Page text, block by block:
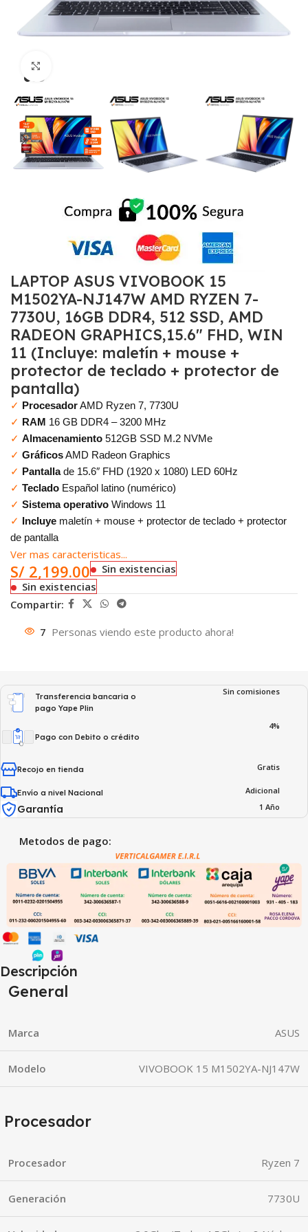
LAPTOP ASUS VIVOBOOK 15
M1502YA-NJ147W AMD RYZEN 7-
7730U, 16GB DDR4, 512 SSD, AMD
RADEON GRAPHICS,15.6″ FHD, WIN
11 (Incluye: maletín + mouse +
protector de teclado + protector de
pantalla)
✓ ProcesadorAMD Ryzen 7, 7730U
✓ RAM 16 GB DDR4 – 3200 MHz
✓ Almacenamiento 512GB SSD M.2 NVMe
✓ GráficosAMD Radeon Graphics
✓ Pantallade 15.6″ FHD (1920 x 1080) LED 60Hz
✓ Teclado Español latino (numérico)
✓ Sistema operativo Windows 11
✓ Incluye maletín + mouse + protector de teclado + protector
de pantalla
Ver mas caracteristicas...
S/ 2,199.00
Sin existencias
Sin existencias
Compartir:
7 Personas viendo este producto ahora!
Transferencia bancaria o
pago Yape Plin
Sin comisiones
Pago con Debito o crédito
4%
Recojo en tienda Gratis
Envío a nivel Nacional Adicional
Garantía 1 Año
Metodos de pago:
Descripción
General
Marca ASUS
Modelo VIVOBOOK 15 M1502YA-NJ147W
Procesador
Procesador Ryzen 7
Generación 7730U